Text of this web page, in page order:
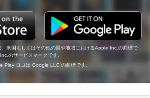
米国もしくはその他の国や地域におけるApple Inc.の商標で
のサービスマークです。
Play ロゴは Google LLC の商標です。